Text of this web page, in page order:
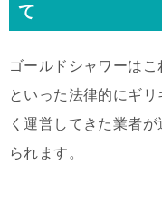
て
ゴールドシャワーは
といった法律的にギ
く運営してきた業者
られます。